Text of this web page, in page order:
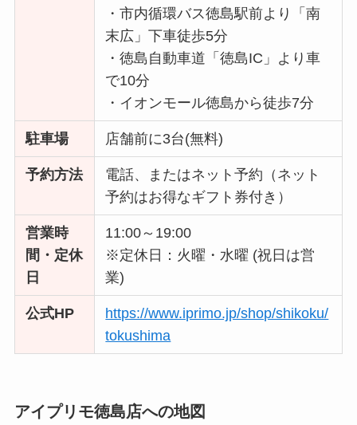
・市内循環バス徳島駅前より「南
末広」下車徒歩5分
・徳島自動車道「徳島IC」より車
で10分
・イオンモール徳島から徒歩7分
駐車場 店舗前に3台(無料)
予約方法
電話、またはネット予約（ネット
予約はお得なギフト券付き）
営業時
間・定休
日
11:00～19:00
※定休日：火曜・水曜 (祝日は営
業)
公式HP
https://www.iprimo.jp/shop/shikoku/
tokushima
アイプリモ徳島店への地図